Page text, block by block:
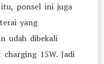
ponsel ini juga
yang
udah dibekali
15W. Jadi